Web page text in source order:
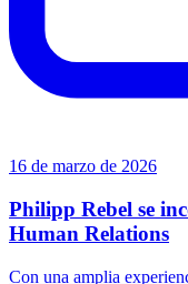
16 de marzo de 2026
Philipp Rebel se
Human Relations
Con una amplia